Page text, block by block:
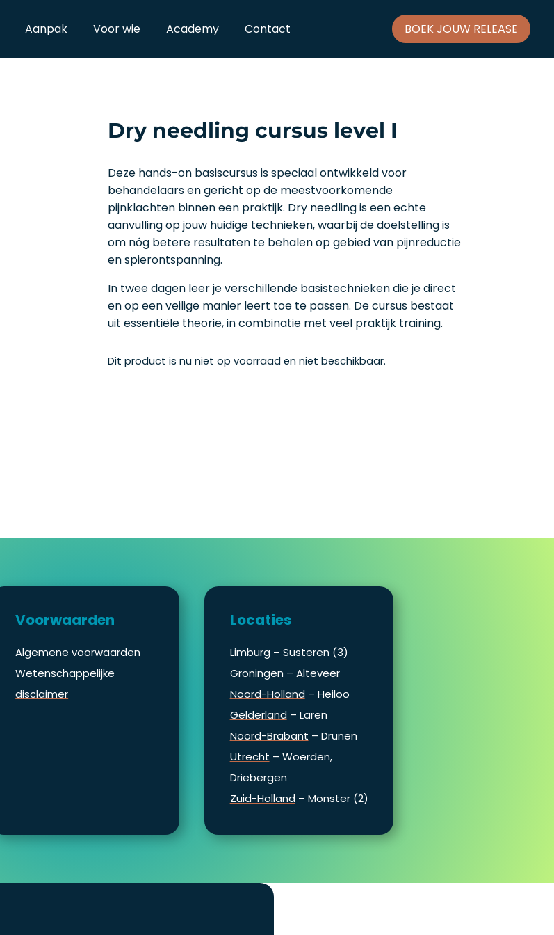
Aanpak Voor wie Academy Contact BOEK JOUW RELEASE
Dry needling cursus level I
Deze hands-on basiscursus is speciaal ontwikkeld voor
behandelaars en gericht op de meestvoorkomende
pijnklachten binnen een praktijk. Dry needling is een echte
aanvulling op jouw huidige technieken, waarbij de doelstelling is
om nóg betere resultaten te behalen op gebied van pijnreductie
en spierontspanning.
In twee dagen leer je verschillende basistechnieken die je direct
en op een veilige manier leert toe te passen. De cursus bestaat
uit essentiële theorie, in combinatie met veel praktijk training.
Dit product is nu niet op voorraad en niet beschikbaar.
Voorwaarden
Algemene voorwaarden
Wetenschappelijke
disclaimer
Locaties
Limburg – Susteren (3)
Groningen – Alteveer
Noord-Holland – Heiloo
Gelderland – Laren
Noord-Brabant – Drunen
Utrecht – Woerden,
Driebergen
Zuid-Holland – Monster (2)